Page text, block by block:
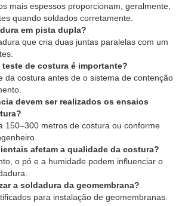
mais espessos proporcionam, geralmente,
quando soldados corretamente.
em pista dupla?
que cria duas juntas paralelas com um
teste de costura é importante?
da costura antes de o sistema de contenção
devem ser realizados os ensaios
150–300 metros de costura ou conforme
afetam a qualidade da costura?
o pó e a humidade podem influenciar o
a soldadura da geomembrana?
para instalação de geomembranas.